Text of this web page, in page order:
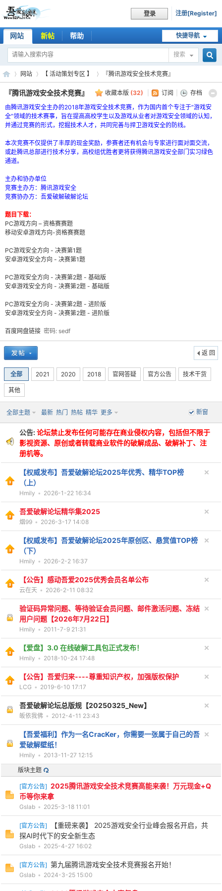
登录 注册[Register]
快捷导航
网站 新帖 帮助
搜索
索
吾
爱
破
解
52
po
»
网站
›
【 活动策划专区 】
›
『腾讯游戏安全技术竞赛』
收藏本版 (32) 订阅 存档
『腾讯游戏安全技术竞赛』
由腾讯游戏安全主办的2018年游戏安全技术竞赛，作为国内首个专注于“游戏安
全”领域的技术赛事，旨在提高高校学生以及游戏从业者对游戏安全领域的认知，
并通过竞赛的形式，挖掘技术人才，共同完善与捍卫游戏安全的防线。
本次竞赛不仅提供了丰厚的现金奖励，参赛者还有机会与专家进行面对面交流，
或赴腾讯总部进行技术分享，高校组优胜者更将获得腾讯游戏安全部门实习绿色
通道。
主办和协办单位
竞赛主办方：腾讯游戏安全
竞赛协办方：吾爱破解破解论坛
题目下载：
PC游戏方向 – 资格赛赛题
移动安卓游戏方向-资格赛赛题
PC游戏安全方向 - 决赛第1题
安卓游戏安全方向 - 决赛第1题
PC游戏安全方向 - 决赛第2题 - 基础版
安卓游戏安全方向 - 决赛第2题 - 基础版
PC游戏安全方向 - 决赛第2题 - 进阶版
安卓游戏安全方向 - 决赛第2题 - 进阶版
百度网盘链接 密码: sedf
返 回
全部 2021 2020 2018 官网答疑 官方公告 技术干货
其他
新窗
全部主题 最新 热门 热帖 精华 更多
公告:论坛禁止发布任何可能存在商业侵权内容，包括但不限于
影视资源、原创或者转载商业软件的破解成品、破解补丁、注
册机等。
【权威发布】吾爱破解论坛2025年优秀、精华TOP榜
（上）
Hmily • 2026-1-22 16:34
吾爱破解论坛精华集2025
烟99 • 2026-3-17 14:08
【权威发布】吾爱破解论坛2025年原创区、悬赏值TOP榜
（下）
Hmily • 2026-2-2 16:37
【公告】感动吾爱2025优秀会员名单公布
云在天 • 2026-2-11 08:32
验证码异常问题、等待验证会员问题、邮件激活问题、冻结
用户问题【2026年7月22日】
Hmily • 2011-7-9 21:31
【爱盘】3.0 在线破解工具包正式发布！
Hmily • 2018-10-24 17:48
【公告】吾爱归来----尊重知识产权，加强版权保护
LCG • 2019-6-10 17:17
吾爱破解论坛总版规【20250325_New】
皈依我佛 • 2012-4-11 23:43
【吾爱福利】作为一名CracKer，你需要一张属于自己的吾
爱破解壁纸！
Hmily • 2013-11-27 12:15
版块主题
[官方公告] 2025腾讯游戏安全技术竞赛高能来袭！万元现金+Q
币等你来拿
Gslab • 2025-3-18 11:01
[官方公告]
【重磅来袭】 2025游戏安全行业峰会报名开启，共
探AI时代下的安全新生态
Gslab • 2025-4-27 16:02
[官方公告] 第九届腾讯游戏安全技术竞赛报名开始！
Gslab • 2024-3-25 15:00